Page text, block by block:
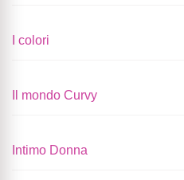
I colori
Il mondo Curvy
Intimo Donna